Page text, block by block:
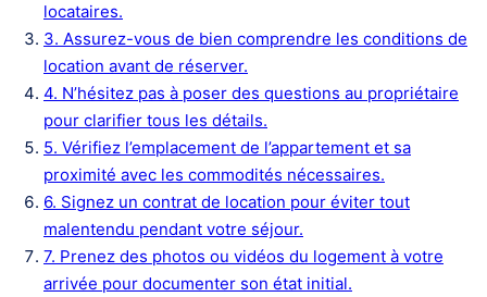
locataires.
3. Assurez-vous de bien comprendre les conditions de
location avant de réserver.
4. N’hésitez pas à poser des questions au propriétaire
pour clarifier tous les détails.
5. Vérifiez l’emplacement de l’appartement et sa
proximité avec les commodités nécessaires.
6. Signez un contrat de location pour éviter tout
malentendu pendant votre séjour.
7. Prenez des photos ou vidéos du logement à votre
arrivée pour documenter son état initial.